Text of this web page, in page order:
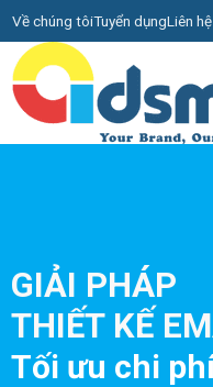
Về chúng tôiTuyển dụngLiên hệ
GIẢI PHÁP
THIẾT KẾ
Tối ưu chi